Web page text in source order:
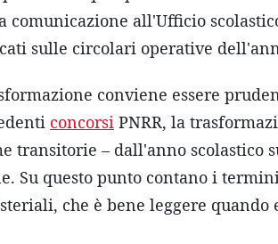
all'Ufficio
sulle circolari operative
conviene essere
concorsi PNRR, la
transitorie – dall'anno scolastico
Su questo punto contano i
che è bene leggere